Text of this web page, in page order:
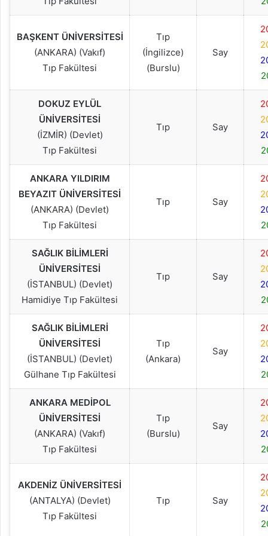
BAŞKENT ÜNİVERSİTESİ
(ANKARA) (Vakıf)
Tıp Fakültesi
Tıp
(İngilizce)
(Burslu)
Say
DOKUZ EYLÜL
ÜNİVERSİTESİ
(İZMİR) (Devlet)
Tıp Fakültesi
Tıp Say
ANKARA YILDIRIM
BEYAZIT ÜNİVERSİTESİ
(ANKARA) (Devlet)
Tıp Fakültesi
Tıp Say
SAĞLIK BİLİMLERİ
ÜNİVERSİTESİ
(İSTANBUL) (Devlet)
Hamidiye Tıp Fakültesi
Tıp Say
SAĞLIK BİLİMLERİ
ÜNİVERSİTESİ
(İSTANBUL) (Devlet)
Gülhane Tıp Fakültesi
Tıp
(Ankara)
Say
ANKARA MEDİPOL
ÜNİVERSİTESİ
(ANKARA) (Vakıf)
Tıp Fakültesi
Tıp
(Burslu)
Say
AKDENİZ ÜNİVERSİTESİ
(ANTALYA) (Devlet)
Tıp Fakültesi
Tıp Say